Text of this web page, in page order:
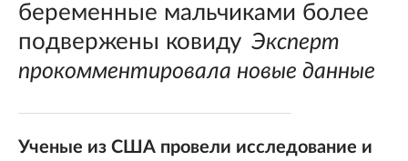
беременные мальчиками более
подвержены ковиду Эксперт
прокомментировала новые данные
Ученые из США провели исследование и